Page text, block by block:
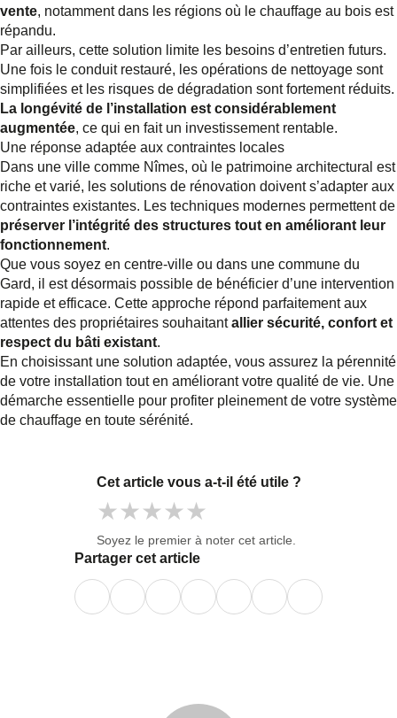
vente, notamment dans les régions où le chauffage au bois est
répandu.
Par ailleurs, cette solution limite les besoins d’entretien futurs.
Une fois le conduit restauré, les opérations de nettoyage sont
simplifiées et les risques de dégradation sont fortement réduits.
La longévité de l’installation est considérablement
augmentée, ce qui en fait un investissement rentable.
Une réponse adaptée aux contraintes locales
Dans une ville comme Nîmes, où le patrimoine architectural est
riche et varié, les solutions de rénovation doivent s’adapter aux
contraintes existantes. Les techniques modernes permettent de
préserver l’intégrité des structures tout en améliorant leur
fonctionnement.
Que vous soyez en centre-ville ou dans une commune du
Gard, il est désormais possible de bénéficier d’une intervention
rapide et efficace. Cette approche répond parfaitement aux
attentes des propriétaires souhaitantallier sécurité, confort et
respect du bâti existant.
En choisissant une solution adaptée, vous assurez la pérennité
de votre installation tout en améliorant votre qualité de vie. Une
démarche essentielle pour profiter pleinement de votre système
de chauffage en toute sérénité.
Cet article vous a-t-il été utile ?
★★★★★
Soyez le premier à noter cet article.
Partager cet article
FacebookLinkedIn WhatsApp
E-